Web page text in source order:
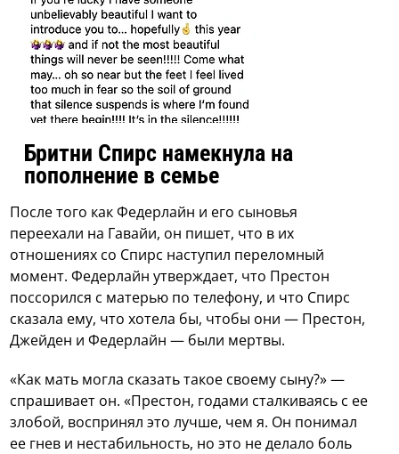
Бритни Спирс намекнула на
пополнение в семье
После того как Федерлайн и его сыновья
переехали на Гавайи, он пишет, что в их
отношениях со Спирс наступил переломный
момент. Федерлайн утверждает, что Престон
поссорился с матерью по телефону, и что Спирс
сказала ему, что хотела бы, чтобы они — Престон,
Джейден и Федерлайн — были мертвы.
«Как мать могла сказать такое своему сыну?» —
спрашивает он. «Престон, годами сталкиваясь с ее
злобой, воспринял это лучше, чем я. Он понимал
ее гнев и нестабильность, но это не делало боль